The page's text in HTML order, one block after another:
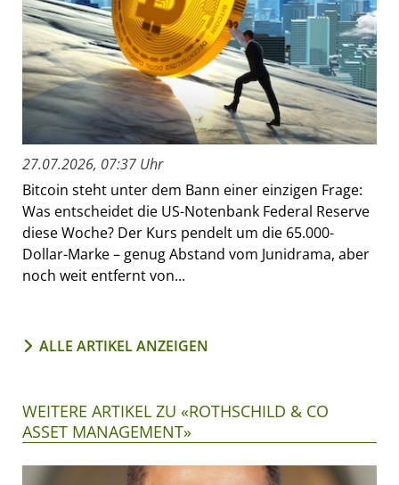
27.07.2026, 07:37 Uhr
Bitcoin steht unter dem Bann einer einzigen Frage:
Was entscheidet die US-Notenbank Federal Reserve
diese Woche? Der Kurs pendelt um die 65.000-
Dollar-Marke – genug Abstand vom Junidrama, aber
noch weit entfernt von...
ALLE ARTIKEL ANZEIGEN
WEITERE ARTIKEL ZU «ROTHSCHILD & CO
ASSET MANAGEMENT»